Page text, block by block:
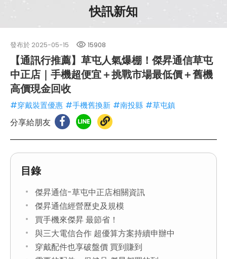
快訊新知
發布於 2025-05-15 15908
【通訊行推薦】草屯人氣爆棚！傑昇通信草屯
中正店｜手機超便宜＋挑戰市場最低價＋舊機
高價現金回收
#穿戴裝置優惠 #手機舊換新 #南投縣 #草屯鎮
分享給朋友
目錄
傑昇通信-草屯中正店相關資訊
傑昇通信經營歷史及規模
買手機來傑昇 最節省！
與三大電信合作 超優算方案持續申辦中
穿戴配件也享破盤價 買到賺到